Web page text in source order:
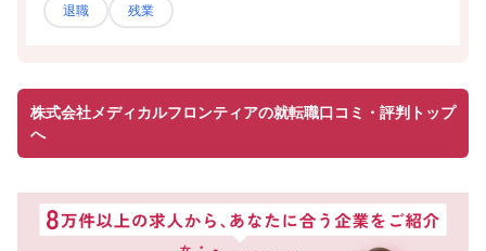
退職 残業
株式会社メディカルフロンティアの就転職口コミ・評判トップ
へ